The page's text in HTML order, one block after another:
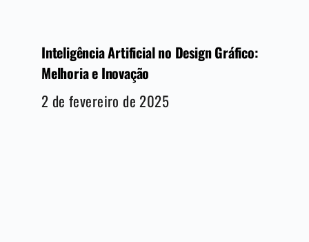
Inteligência Artificial no Design Gráfico:
Melhoria e Inovação
2 de fevereiro de 2025